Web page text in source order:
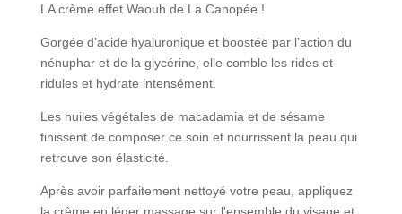
LA crème effet Waouh de La Canopée !
Gorgée d’acide hyaluronique et boostée par l’action du
nénuphar et de la glycérine, elle comble les rides et
ridules et hydrate intensément.
Les huiles végétales de macadamia et de sésame
finissent de composer ce soin et nourrissent la peau qui
retrouve son élasticité.
Après avoir parfaitement nettoyé votre peau, appliquez
la crème en léger massage sur l'ensemble du visage et